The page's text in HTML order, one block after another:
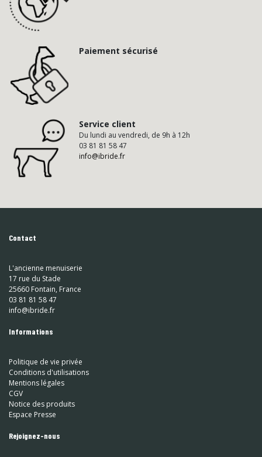
Paiement sécurisé
Service client
Du lundi au vendredi, de 9h à 12h
03 81 81 58 47
info@ibride.fr
Contact
L'ancienne menuiserie
17 rue du Stade
25660 Fontain, France
03 81 81 58 47
info@ibride.fr
Informations
Politique de vie privée
Conditions d'utilisations
Mentions légales
CGV
Notice des produits
Espace Presse
Rejoignez-nous